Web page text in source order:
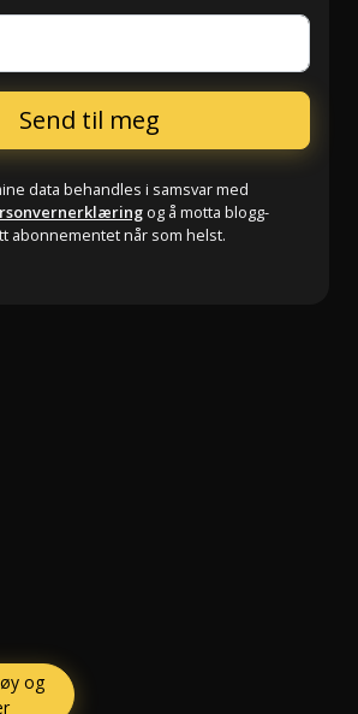
data behandles i samsvar med
og å motta blogg-
abonnementet når som helst.
og